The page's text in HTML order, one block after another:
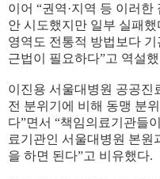
이어 “권역·지역 등 이러
안 시도했지만 일부 실패
영역도 전통적 방법보다
근법이 필요하다”고 역설
이진용 서울대병원 공공진
전 분위기에 비해 동맹 분
다”면서 “책임의료기관들
료기관인 서울대병원 본
을 하면 된다”고 비유했다.